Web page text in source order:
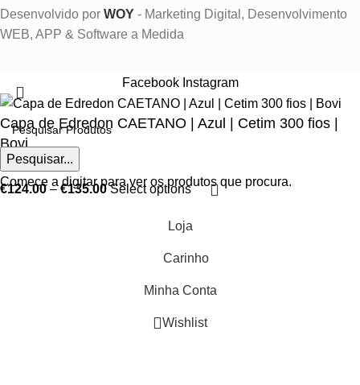
Desenvolvido por WOY - Marketing Digital, Desenvolvimento
WEB, APP & Software a Medida
Pesquisar...
Comece a digitar para ver os produtos que procura.
Facebook Instagram
Capa de Edredon CAETANO | Azul | Cetim 300 fios |
Bovi
€124.00 – €135.00 Select options
Loja
Carinho
Minha Conta
Wishlist